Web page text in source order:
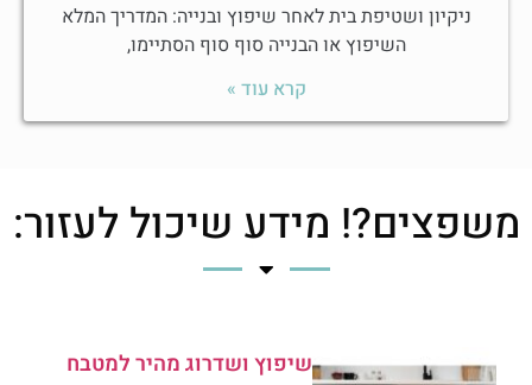
ניקיון ושטיפת בית לאחר שיפוץ ובנייה: המדריך המלא
השיפוץ או הבנייה סוף סוף הסתיימו,
קרא עוד »
משפצים?! מידע שיכול לעזור:
שיפוץ ושדרוג מהיר למטבח